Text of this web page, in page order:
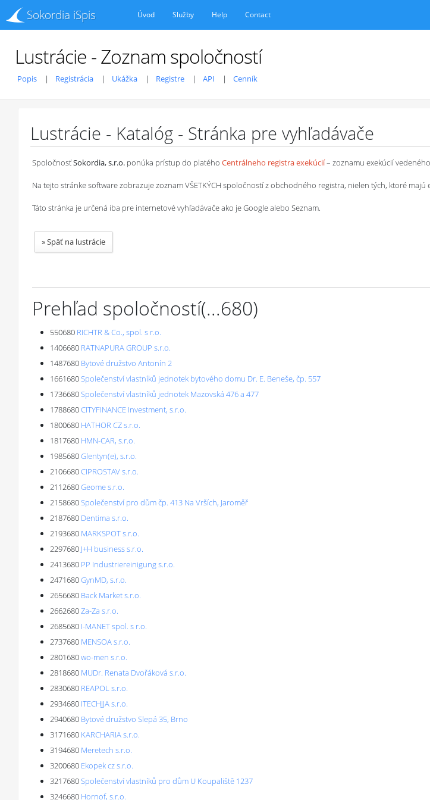
Sokordia iSpis Úvod Služby Help Contact
Lustrácie - Zoznam spoločností
Popis Registrácia Ukážka Registre API Cenník
Lustrácie - Katalóg - Stránka pre vyhľadávače
SpoločnosťSokordia, s.r.o. ponúka prístup do platého Centrálneho registra exekúcií– zoznamu exekúcií
Na tejto stránke software zobrazuje zoznam VŠETKÝCH spoločností z obchodného registra, nielen tých, ktoré
Táto stránka je určená iba pre internetové vyhľadávače ako je Google alebo Seznam.
»Späť na lustrácie
Prehľad spoločností(...680)
550680 RICHTR & Co., spol. s r.o.
1406680 RATNAPURA GROUP s.r.o.
1487680 Bytové družstvo Antonín 2
1661680Společenství vlastníků jednotek bytového domu Dr. E. Beneše, čp. 557
1736680Společenství vlastníků jednotek Mazovská 476 a 477
1788680CITYFINANCE Investment, s.r.o.
1800680 HATHOR CZ s.r.o.
1817680 HMN-CAR, s.r.o.
1985680Glentyn(e), s.r.o.
2106680CIPROSTAV s.r.o.
2112680Geome s.r.o.
2158680Společenství pro dům čp. 413 Na Vrších, Jaroměř
2187680 Dentima s.r.o.
2193680 MARKSPOT s.r.o.
2297680 J+H business s.r.o.
2413680 PP Industriereinigung s.r.o.
2471680GynMD, s.r.o.
2656680 Back Market s.r.o.
2662680Za-Za s.r.o.
2685680 I-MANET spol. s r.o.
2737680 MENSOA s.r.o.
2801680wo-men s.r.o.
2818680 MUDr. Renata Dvořáková s.r.o.
2830680 REAPOL s.r.o.
2934680 ITECHJJA s.r.o.
2940680 Bytové družstvo Slepá 35, Brno
3171680 KARCHARIA s.r.o.
3194680 Meretech s.r.o.
3200680 Ekopek cz s.r.o.
3217680Společenství vlastníků pro dům U Koupaliště 1237
3246680 Hornof, s.r.o.